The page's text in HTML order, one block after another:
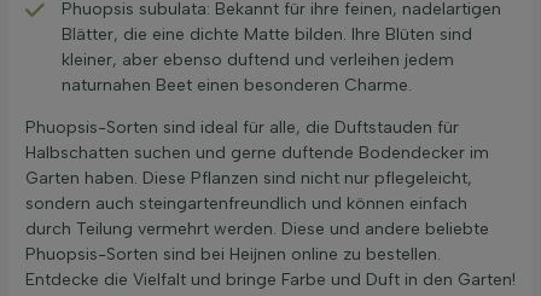
Phuopsis subulata: Bekannt für ihre feinen, nadelartigen
Blätter, die eine dichte Matte bilden. Ihre Blüten sind
kleiner, aber ebenso duftend und verleihen jedem
naturnahen Beet einen besonderen Charme.
Phuopsis-Sorten sind ideal für alle, die Duftstauden für
Halbschatten suchen und gerne duftende Bodendecker im
Garten haben. Diese Pflanzen sind nicht nur pflegeleicht,
sondern auch steingartenfreundlich und können einfach
durch Teilung vermehrt werden. Diese und andere beliebte
Phuopsis-Sorten sind bei Heijnen online zu bestellen.
Entdecke die Vielfalt und bringe Farbe und Duft in den Garten!